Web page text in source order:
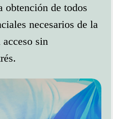
obtención de todos
necesarios de la
sin